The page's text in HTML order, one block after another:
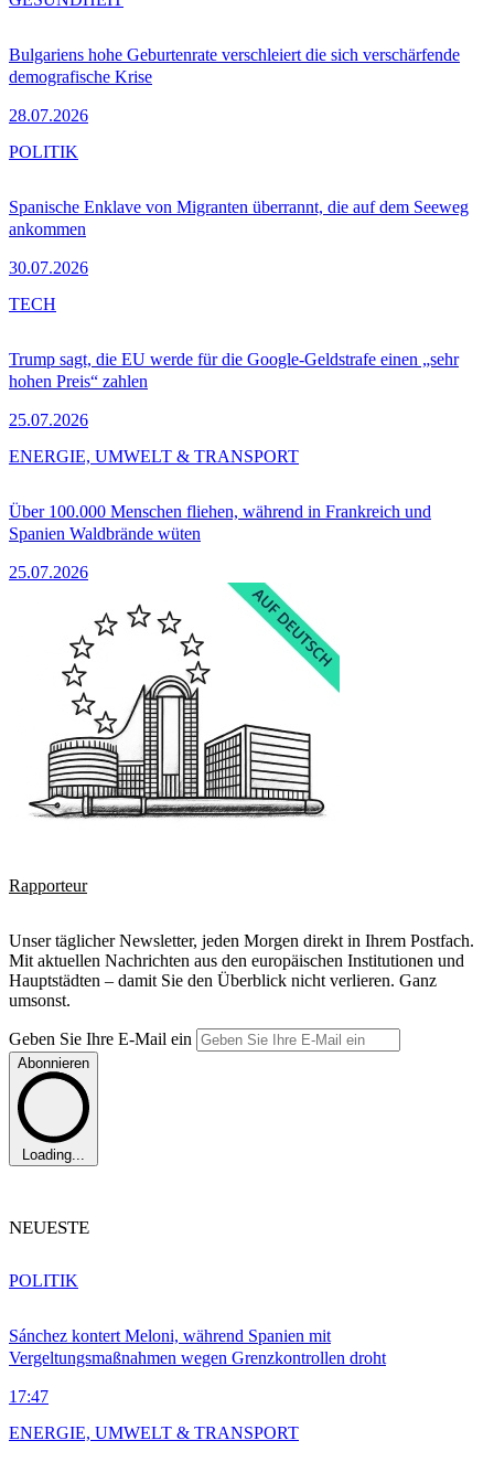
Bulgariens hohe Geburtenrate verschleiert die sich verschärfende
demografische Krise
28.07.2026
Spanische Enklave von Migranten überrannt, die auf dem Seeweg
ankommen
30.07.2026
POLITIK
Trump sagt, die EU werde für die Google-Geldstrafe einen „sehr
hohen Preis“ zahlen
25.07.2026
TECH
Über 100.000 Menschen fliehen, während in Frankreich und
Spanien Waldbrände wüten
25.07.2026
ENERGIE, UMWELT & TRANSPORT
Rapporteur
Unser täglicher Newsletter, jeden Morgen direkt in Ihrem Postfach.
Mit aktuellen Nachrichten aus den europäischen Institutionen und
Hauptstädten – damit Sie den Überblick nicht verlieren. Ganz
umsonst.
Geben Sie Ihre E-Mail ein
Abonnieren
Loading...
NEUESTE
Sánchez kontert Meloni, während Spanien mit
Vergeltungsmaßnahmen wegen Grenzkontrollen droht
17:47
POLITIK
ENERGIE, UMWELT & TRANSPORT